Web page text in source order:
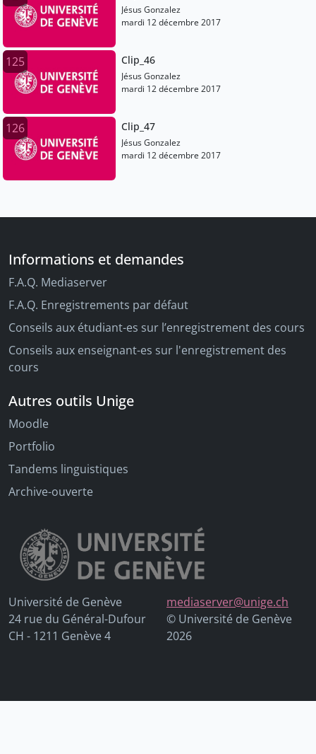
Jésus Gonzalez
mardi 12 décembre 2017
125 Clip_46
Jésus Gonzalez
mardi 12 décembre 2017
126 Clip_47
Jésus Gonzalez
mardi 12 décembre 2017
Informations et demandes
F.A.Q. Mediaserver
F.A.Q. Enregistrements par défaut
Conseils aux étudiant-es sur l’enregistrement des cours
Conseils aux enseignant-es sur l'enregistrement des
cours
Autres outils Unige
Moodle
Portfolio
Tandems linguistiques
Archive-ouverte
Université de Genève
24 rue du Général-Dufour
CH - 1211 Genève 4
mediaserver@unige.ch
© Université de Genève
2026